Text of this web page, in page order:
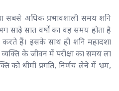
सबसे अधिक प्रभावशाली समय शनि
साढ़े सात वर्षों का वह समय होता है
हैं। इसके साथ ही शनि महादशा
के जीवन में परीक्षा का समय ला
को धीमी प्रगति, निर्णय लेने में भ्रम,